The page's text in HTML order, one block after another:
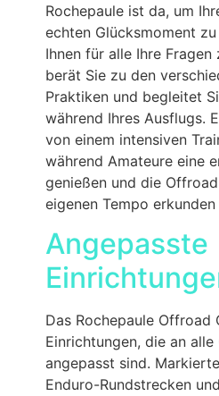
Rochepaule ist da, um
echten Glücksmoment
Ihnen für alle Ihre Fragen
berät Sie zu den
Praktiken und begleitet
während Ihres Ausflugs.
von einem intensiven
während Amateure eine
genießen und die
eigenen Tempo erkunden
Angepasste
Das Rochepaule
Einrichtungen, die an
angepasst sind.
Enduro-Rundstrecken